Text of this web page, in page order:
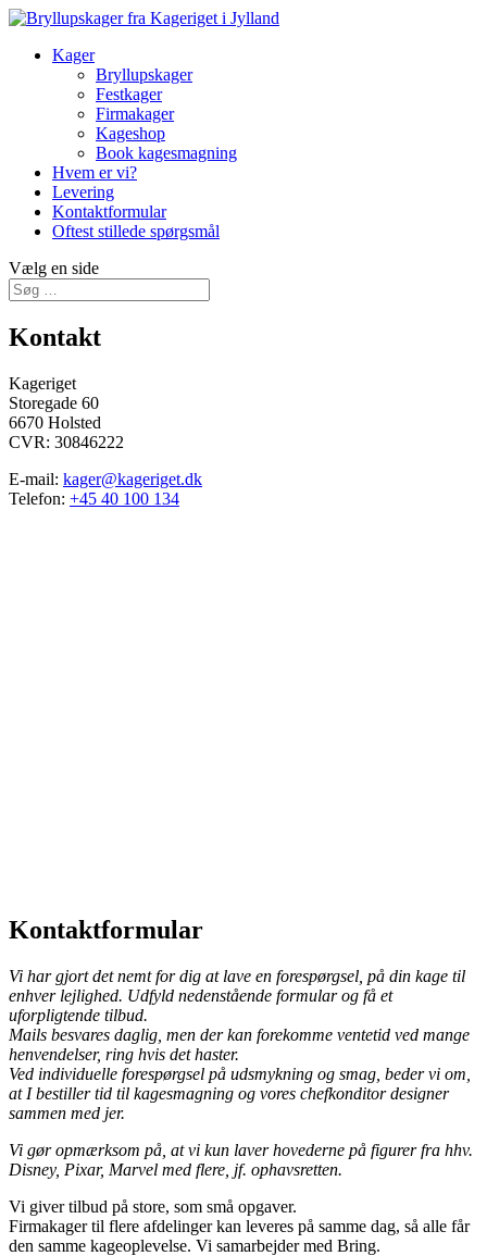
Kager
Bryllupskager
Festkager
Firmakager
Kageshop
Book kagesmagning
Hvem er vi?
Levering
Kontaktformular
Oftest stillede spørgsmål
Vælg en side
Kontakt
Kageriget
Storegade 60
6670 Holsted
CVR: 30846222
E-mail: kager@kageriget.dk
Telefon: +45 40 100 134
Kontaktformular
Vi har gjort det nemt for dig at lave en forespørgsel, på din kage til
enhver lejlighed. Udfyld nedenstående formular og få et
uforpligtende tilbud.
Mails besvares daglig, men der kan forekomme ventetid ved mange
henvendelser, ring hvis det haster.
Ved individuelle forespørgsel på udsmykning og smag, beder vi om,
at I bestiller tid til kagesmagning og vores chefkonditor designer
sammen med jer.
Vi gør opmærksom på, at vi kun laver hovederne på figurer fra hhv.
Disney, Pixar, Marvel med flere, jf. ophavsretten.
Vi giver tilbud på store, som små opgaver.
Firmakager til flere afdelinger kan leveres på samme dag, så alle får
den samme kageoplevelse. Vi samarbejder med Bring.